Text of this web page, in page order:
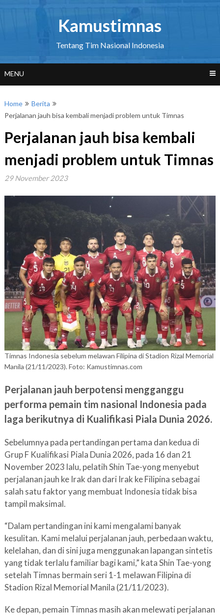
Kamustimnas
Tentang Tim Nasional Indonesia
MENU
Home
Berita
Perjalanan jauh bisa kembali menjadi problem untuk Timnas
Perjalanan jauh bisa kembali
menjadi problem untuk Timnas
29 November 2023
Timnas Indonesia sebelum melawan Filipina di Stadion Rizal Memorial
Manila (21/11/2023). Foto: Kamustimnas.com
Perjalanan jauh berpotensi mengganggu
performa pemain tim nasional Indonesia pada
laga berikutnya di Kualifikasi Piala Dunia 2026.
Sebelumnya pada pertandingan pertama dan kedua di
Grup F Kualifikasi Piala Dunia 2026, pada 16 dan 21
November 2023 lalu, pelatih Shin Tae-yong menyebut
perjalanan jauh ke Irak dan dari Irak ke Filipina sebagai
salah satu faktor yang membuat Indonesia tidak bisa
tampil maksimal.
“Dalam pertandingan ini kami mengalami banyak
kesulitan. Kami melalui perjalanan jauh, perbedaan waktu,
kelelahan, dan di sini juga menggunakan lapangan sintetis
yang tidak terlalu familiar bagi kami,” kata Shin Tae-yong
setelah Timnas bermain seri 1-1 melawan Filipina di
Stadion Rizal Memorial Manila (21/11/2023).
Ke depan, pemain Timnas masih akan melewati perjalanan